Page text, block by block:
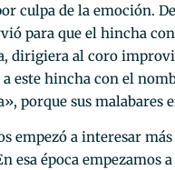
culpa de la emoción.
para que el hincha
dirigiera al coro
este hincha con el
porque sus malabares
empezó a interesar
esa época empezamos